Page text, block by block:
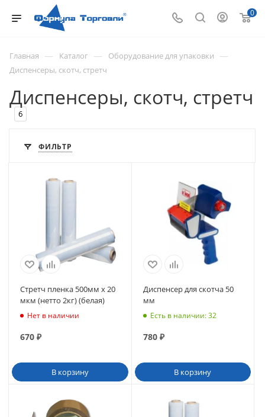
0
Главная — Каталог — Оборудование для упаковки —
Диспенсеры, скотч, стретч
Диспенсеры, скотч, стретч
6
ФИЛЬТР
Стретч пленка 500мм х 20
мкм (нетто 2кг) (белая)
Нет в наличии
670 ₽
В корзину
Диспенсер для скотча 50
мм
Есть в наличии: 32
780₽
В корзину